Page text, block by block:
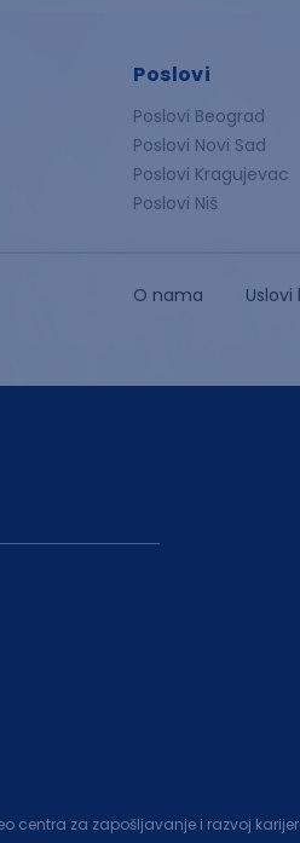
Poslovi
Poslovi Beograd
Poslovi Novi Sad
Poslovi Kragujevac
Poslovi Niš
O nama
za zapošljavanje i razvoj